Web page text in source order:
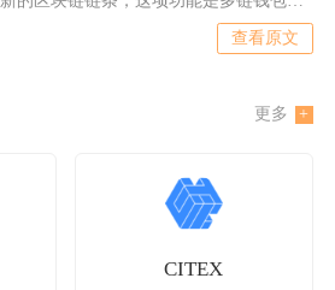
查看原文
更多
CITEX